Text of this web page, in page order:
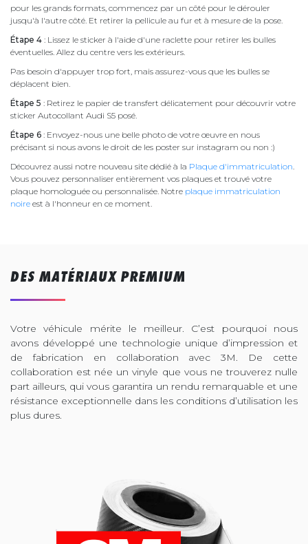
pour les grands formats, commencez par un côté pour le dérouler
jusqu'à l'autre côté. Et retirer la pellicule au fur et à mesure de la pose.
Étape 4 : Lissez le sticker à l'aide d'une raclette pour retirer les bulles
éventuelles. Allez du centre vers les extérieurs.
Pas besoin d'appuyer trop fort, mais assurez-vous que les bulles se
déplacent bien.
Étape 5 : Retirez le papier de transfert délicatement pour découvrir votre
sticker Autocollant Audi S5 posé.
Étape 6 : Envoyez-nous une belle photo de votre œuvre en nous
précisant si nous avons le droit de les poster sur instagram ou non :)
Découvrez aussi notre nouveau site dédié à la Plaque d'immatriculation.
Vous pouvez personnaliser entièrement vos plaques et trouvé votre
plaque homologuée ou personnalisée. Notre plaque immatriculation
noire est à l'honneur en ce moment.
DES MATÉRIAUX PREMIUM
Votre véhicule mérite le meilleur. C’est pourquoi nous
avons développé une technologie unique d’impression et
de fabrication en collaboration avec 3M. De cette
collaboration est née un vinyle que vous ne trouverez nulle
part ailleurs, qui vous garantira un rendu remarquable et une
résistance exceptionnelle dans les conditions d’utilisation les
plus dures.